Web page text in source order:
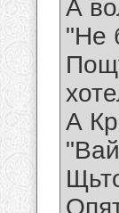
А
"Не
А